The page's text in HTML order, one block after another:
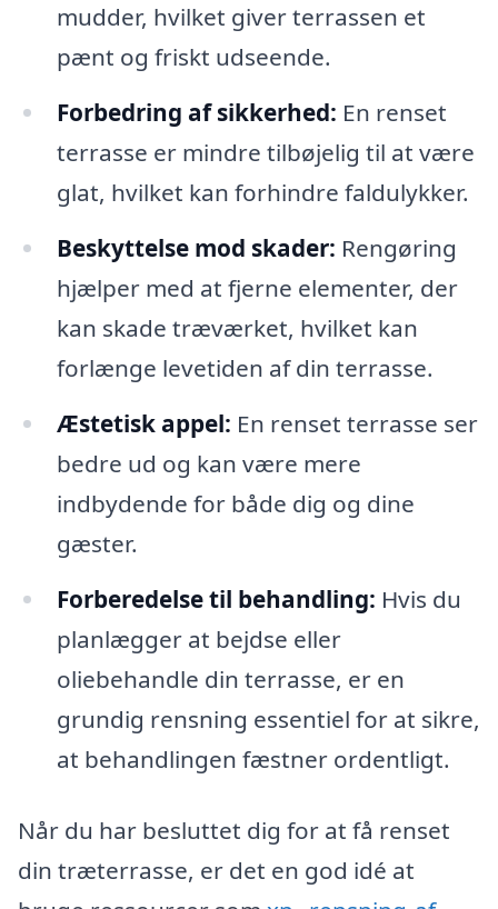
mudder, hvilket giver terrassen et
pænt og friskt udseende.
Forbedring af sikkerhed: En renset
terrasse er mindre tilbøjelig til at være
glat, hvilket kan forhindre faldulykker.
Beskyttelse mod skader: Rengøring
hjælper med at fjerne elementer, der
kan skade træværket, hvilket kan
forlænge levetiden af din terrasse.
Æstetisk appel: En renset terrasse ser
bedre ud og kan være mere
indbydende for både dig og dine
gæster.
Forberedelse til behandling: Hvis du
planlægger at bejdse eller
oliebehandle din terrasse, er en
grundig rensning essentiel for at sikre,
at behandlingen fæstner ordentligt.
Når du har besluttet dig for at få renset
din træterrasse, er det en god idé at